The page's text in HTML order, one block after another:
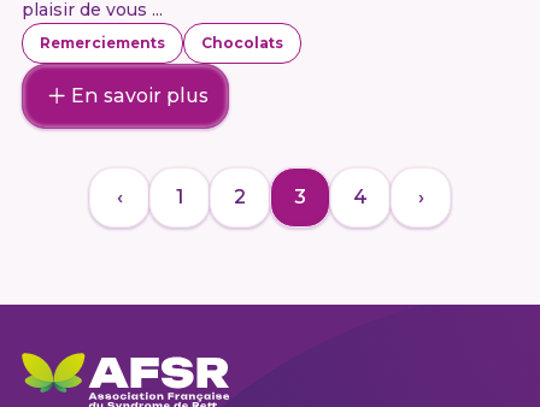
plaisir de vous ...
Remerciements Chocolats
En savoir plus
‹ 1 2 3 4 ›